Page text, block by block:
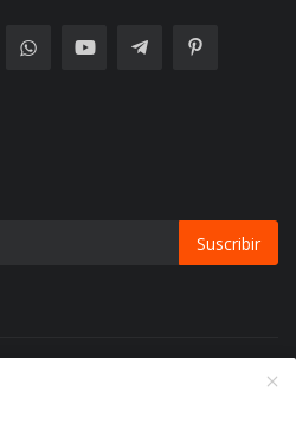
Suscribir